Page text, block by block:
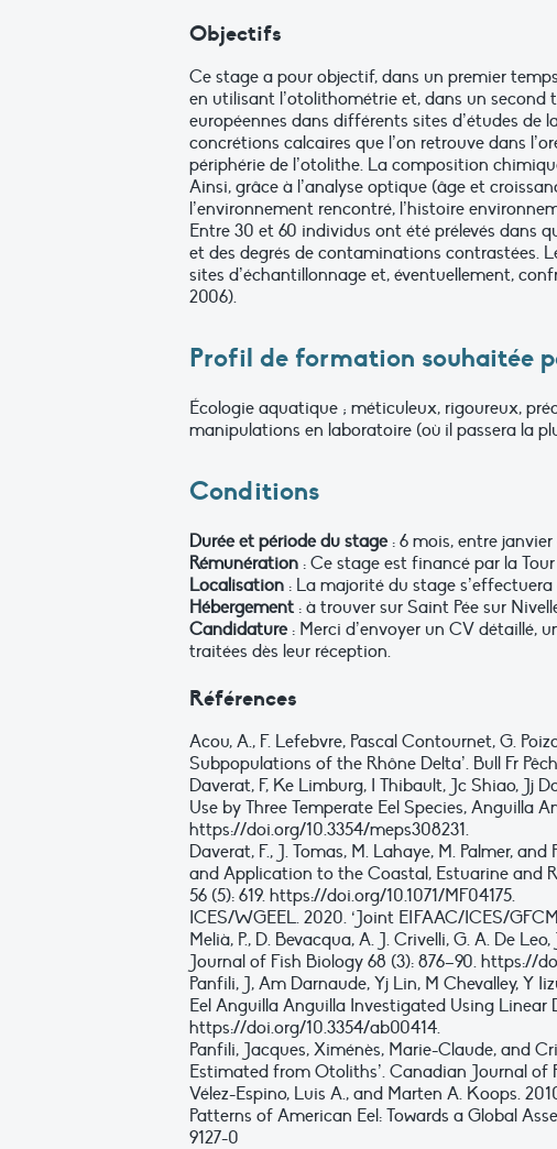
Objectifs
Ce stage a pour objectif, dans un premier
en utilisant l’otolithométrie et, dans un second
européennes dans différents sites d’études
concrétions calcaires que l’on retrouve dans
périphérie de l’otolithe. La composition
Ainsi, grâce à l’analyse optique (âge et
l’environnement rencontré, l’histoire
Entre 30 et 60 individus ont été prélevés dans
et des degrés de contaminations contrastées.
sites d’échantillonnage et, éventuellement,
2006).
Profil de formation souhaitée
Écologie aquatique ; méticuleux, rigoureux,
manipulations en laboratoire (où il passera la
Conditions
Durée et période du stage: 6 mois, entre
Rémunération : Ce stage est financé par la
Localisation : La majorité du stage s’effectuera
Hébergement : à trouver sur Saint Pée sur
Candidature: Merci d’envoyer un CV détaillé,
traitées dès leur réception.
Références
Acou, A., F. Lefebvre, Pascal Contournet, G.
Subpopulations of the Rhône Delta’. Bull Fr
Daverat, F, Ke Limburg, I Thibault, Jc Shiao, Jj
Use by Three Temperate Eel Species, Anguilla
https://doi.org/10.3354/meps308231.
Daverat, F., J. Tomas, M. Lahaye, M. Palmer,
and Application to the Coastal, Estuarine and
56 (5): 619. https://doi.org/10.1071/MF04175.
ICES/WGEEL. 2020. ‘Joint EIFAAC/ICES/
Melià, P., D. Bevacqua, A. J. Crivelli, G. A. De
Journal of Fish Biology 68 (3): 876–90. https://
Panfili, J, Am Darnaude, Yj Lin, M Chevalley, Y
Eel Anguilla Anguilla Investigated Using Linear
https://doi.org/10.3354/ab00414.
Panfili, Jacques, Ximénès, Marie-Claude, and
Estimated from Otoliths’. Canadian Journal of
Vélez-Espino, Luis A., and Marten A. Koops.
Patterns of American Eel: Towards a Global
9127-0